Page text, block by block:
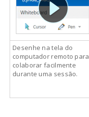
Desenhe na tela do
computador remoto para
colaborar facilmente
durante uma sessão.